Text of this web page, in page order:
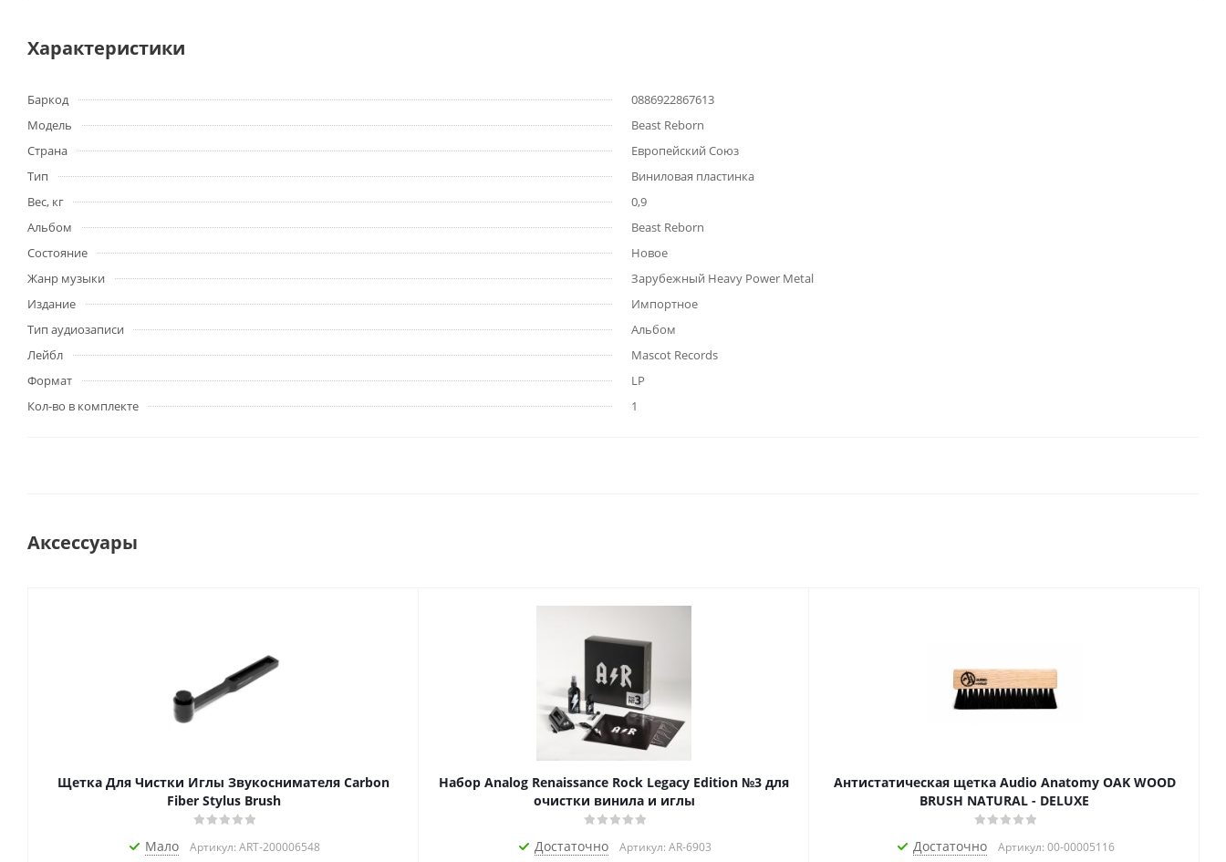
Характеристики
Баркод
0886922867613
Модель
Beast Reborn
Страна
Европейский Союз
Тип
Виниловая пластинка
Вес, кг
0,9
Альбом
Beast Reborn
Состояние
Новое
Жанр музыки
Зарубежный Heavy Power Metal
Издание
Импортное
Тип аудиозаписи
Альбом
Лейбл
Mascot Records
Формат
LP
Кол-во в комплекте
1
Аксессуары
Щетка Для Чистки Иглы Звукоснимателя Carbon
Fiber Stylus Brush
Мало Артикул: ART-200006548
Набор Analog Renaissance Rock Legacy Edition №3 для
очистки винила и иглы
Достаточно Артикул: AR-6903
Антистатическая щетка Audio Anatomy OAK WOOD
BRUSH NATURAL - DELUXE
Достаточно Артикул: 00-00005116